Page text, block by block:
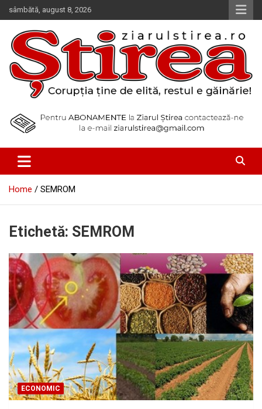
Skip
to
content
sâmbătă, august 8, 2026
Ziarul Știrea
Home SEMROM
Etichetă: SEMROM
ECONOMIC